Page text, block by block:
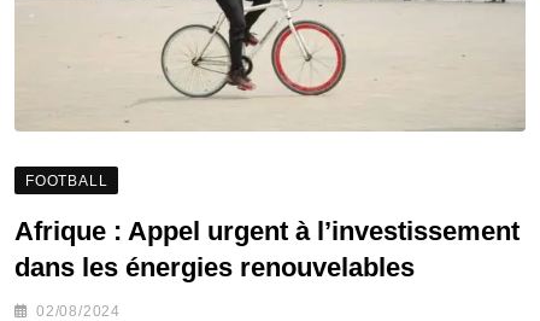
FOOTBALL
Afrique : Appel urgent à l’investissement
dans les énergies renouvelables
02/08/2024